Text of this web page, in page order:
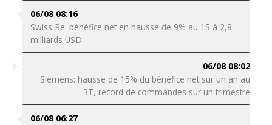
06/08 08:16
Swiss Re: bénéfice net en hausse de 9% au 1S à 2,8
milliards USD
06/08 08:02
Siemens: hausse de 15% du bénéfice net sur un an au
3T, record de commandes sur un trimestre
06/08 06:27